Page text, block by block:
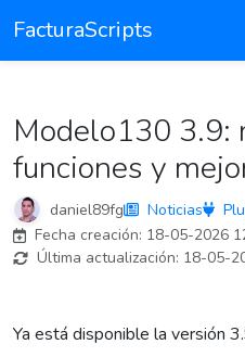
FacturaScripts
Modelo130 3.9:
funciones y
daniel89fg Noticias
Fecha creación: 18-05-2026
Última actualización: 18-05-
Ya está disponible la versión